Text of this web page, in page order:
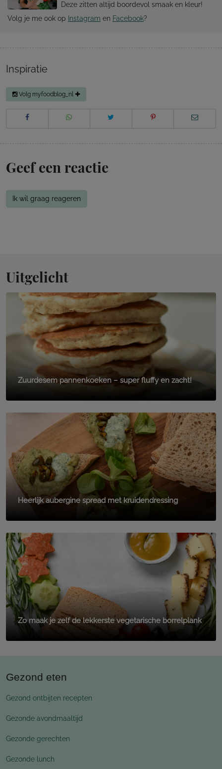
Deze zitten altijd boordevol smaak en kleur!
Volg je me ook op Instagram en Facebook?
Inspiratie
Volg myfoodblog_nl
Geef een reactie
Ik wil graag reageren
Uitgelicht
Zuurdesem pannenkoeken – super fluffy en zacht!
Heerlijk aubergine spread met kruidendressing
Zo maak je zelf de lekkerste vegetarische borrelplank
Gezond eten
Gezond ontbijten recepten
Gezonde avondmaaltijd
Gezonde gerechten
Gezonde lunch